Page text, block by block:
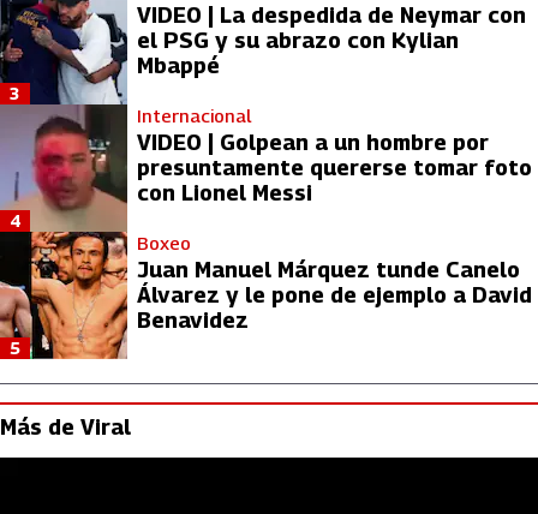
VIDEO | La despedida de Neymar con
el PSG y su abrazo con Kylian
Mbappé
3
Internacional
VIDEO | Golpean a un hombre por
presuntamente quererse tomar foto
con Lionel Messi
4
Boxeo
Juan Manuel Márquez tunde Canelo
Álvarez y le pone de ejemplo a David
Benavidez
5
Más de Viral